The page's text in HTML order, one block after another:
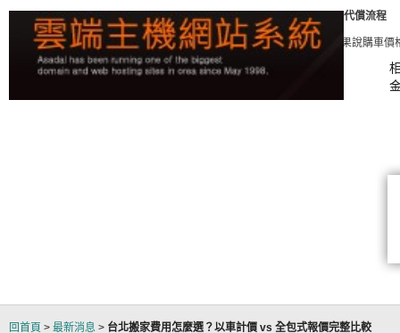
代償流程
車送現金-中信貸款【買車辦貸款可以拿現金有沒有風險 】 如果說購車價格低於
回首頁 > 最新消息 > 台北搬家費用怎麼選？以車計價 vs 全包式報價完整比較